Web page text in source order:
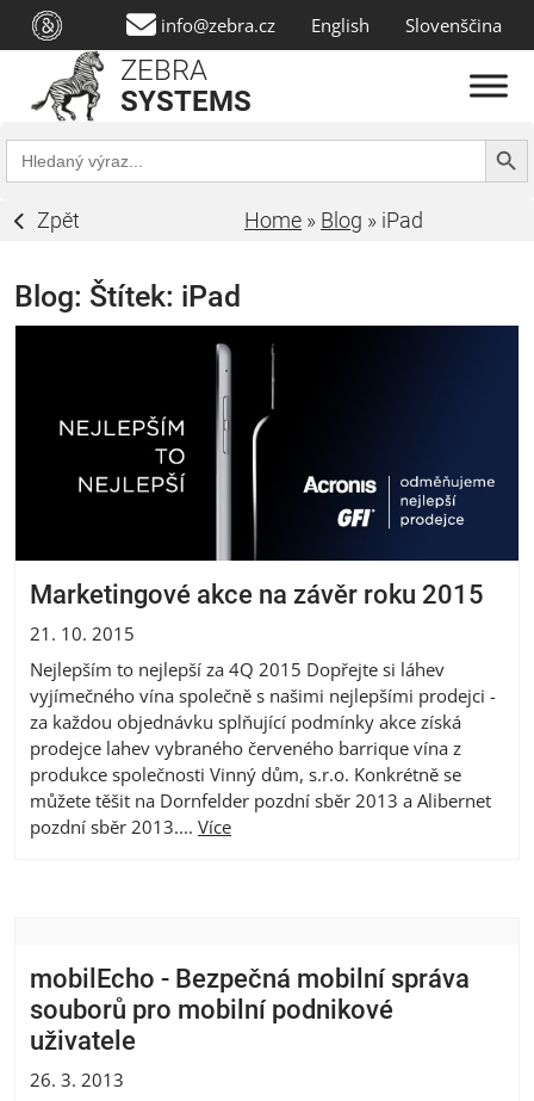
info@zebra.cz English Slovenščina
ZEBRA
SYSTEMS
Search
for:
Search
Zpět Home » Blog » iPad
Blog: Štítek: iPad
Marketingové akce na závěr roku 2015
21. 10. 2015
Nejlepším to nejlepší za 4Q 2015 Dopřejte si láhev
vyjímečného vína společně s našimi nejlepšími prodejci -
za každou objednávku splňující podmínky akce získá
prodejce lahev vybraného červeného barrique vína z
produkce společnosti Vinný dům, s.r.o. Konkrétně se
můžete těšit na Dornfelder pozdní sběr 2013 a Alibernet
pozdní sběr 2013.... Více
mobilEcho - Bezpečná mobilní správa
souborů pro mobilní podnikové
uživatele
26. 3. 2013